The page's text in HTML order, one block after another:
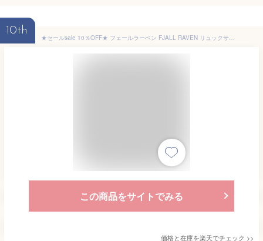
10th
★セールsale 10％OFF★ フェールラーベン FJALL RAVEN リュックサック カンケン ラップトップ 17 Kanken Laptop 17” 23525
この商品をサイトでみる
価格と在庫を楽天でチェック >>